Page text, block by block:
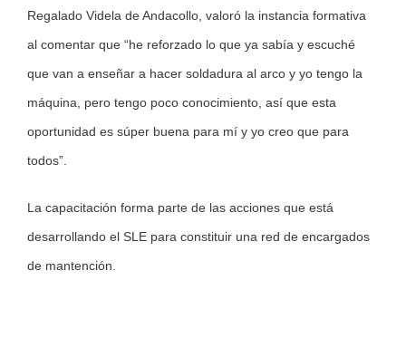
Regalado Videla de Andacollo, valoró la instancia formativa
al comentar que “he reforzado lo que ya sabía y escuché
que van a enseñar a hacer soldadura al arco y yo tengo la
máquina, pero tengo poco conocimiento, así que esta
oportunidad es súper buena para mí y yo creo que para
todos”.
La capacitación forma parte de las acciones que está
desarrollando el SLE para constituir una red de encargados
de mantención.